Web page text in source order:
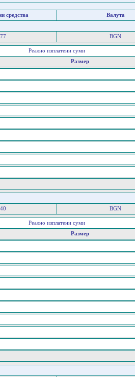
средства Валута
BGN
Реално изплатени суми
Размер
BGN
Реално изплатени суми
Размер